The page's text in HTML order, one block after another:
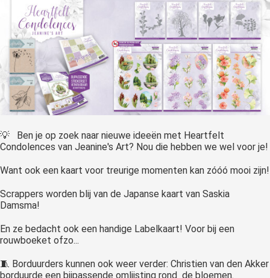
💡 Ben je op zoek naar nieuwe ideeën met Heartfelt
Condolences van Jeanine's Art? Nou die hebben we wel voor je!
Want ook een kaart voor treurige momenten kan zóóó mooi zijn!
Scrappers worden blij van de Japanse kaart van Saskia
Damsma!
En ze bedacht ook een handige Labelkaart! Voor bij een
rouwboeket ofzo...
🧵 Borduurders kunnen ook weer verder: Christien van den Akker
borduurde een bijpassende omlijsting rond de bloemen.
gebruikt
te
de
Hierdoor
website-
van